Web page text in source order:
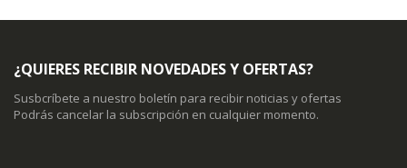
¿QUIERES RECIBIR NOVEDADES Y OFERTAS?
Susbcríbete a nuestro boletín para recibir noticias y ofertas
Podrás cancelar la subscripción en cualquier momento.